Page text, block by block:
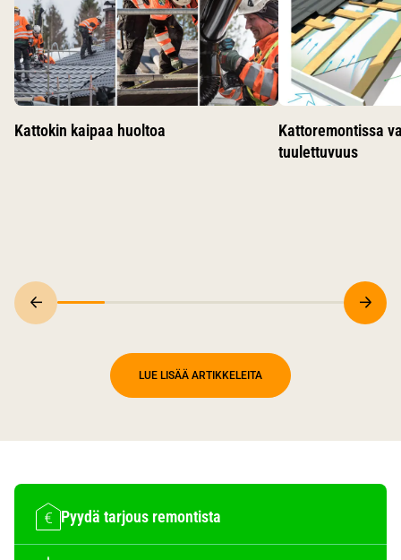
Kattokin kaipaa huoltoa
Kattoremontissa
tuulettuvuus
LUE LISÄÄ ARTIKKELEITA
Pyydä tarjous remontista